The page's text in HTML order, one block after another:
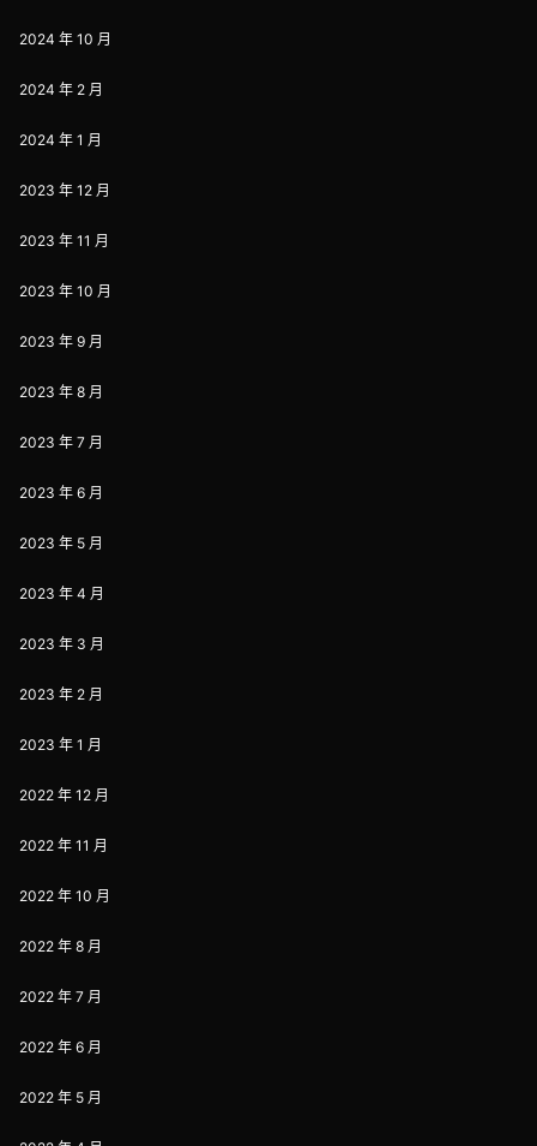
2024 年 10 月
2024 年 2 月
2024 年 1 月
2023 年 12 月
2023 年 11 月
2023 年 10 月
2023 年 9 月
2023 年 8 月
2023 年 7 月
2023 年 6 月
2023 年 5 月
2023 年 4 月
2023 年 3 月
2023 年 2 月
2023 年 1 月
2022 年 12 月
2022 年 11 月
2022 年 10 月
2022 年 8 月
2022 年 7 月
2022 年 6 月
2022 年 5 月